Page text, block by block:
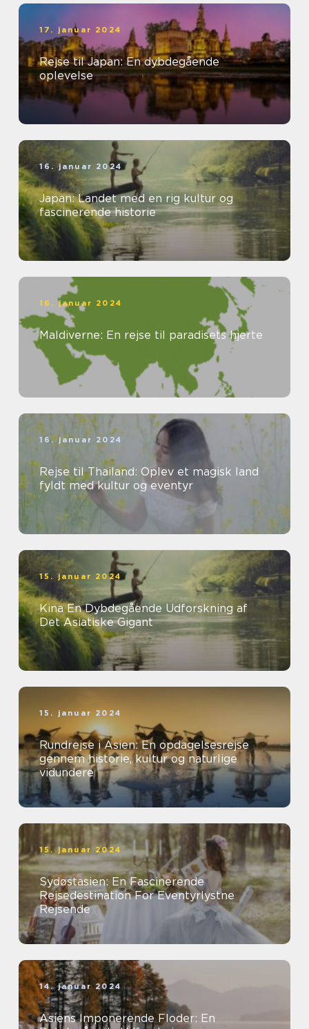
17. januar 2024
Rejse til Japan: En dybdegående
oplevelse
16. januar 2024
Japan: Landet med en rig kultur og
fascinerende historie
16. januar 2024
Maldiverne: En rejse til paradisets hjerte
16. januar 2024
Rejse til Thailand: Oplev et magisk land
fyldt med kultur og eventyr
15. januar 2024
Kina En Dybdegående Udforskning af
Det Asiatiske Gigant
15. januar 2024
Rundrejse i Asien: En opdagelsesrejse
gennem historie, kultur og naturlige
vidundere
15. januar 2024
Sydøstasien: En Fascinerende
Rejsedestination For Eventyrlystne
Rejsende
14. januar 2024
Asiens Imponerende Floder: En